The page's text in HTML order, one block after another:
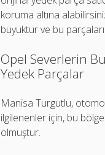
koruma altına
büyüktür ve bu
Opel Severlerin
Yedek Parçalar
Manisa Turgutlu,
ilgilenenler için, bu
olmuştur.